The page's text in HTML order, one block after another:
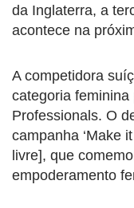
da Inglaterra, a
acontece na
A competidora
categoria
Professionals. O
campanha ‘Make
livre], que
empoderamento